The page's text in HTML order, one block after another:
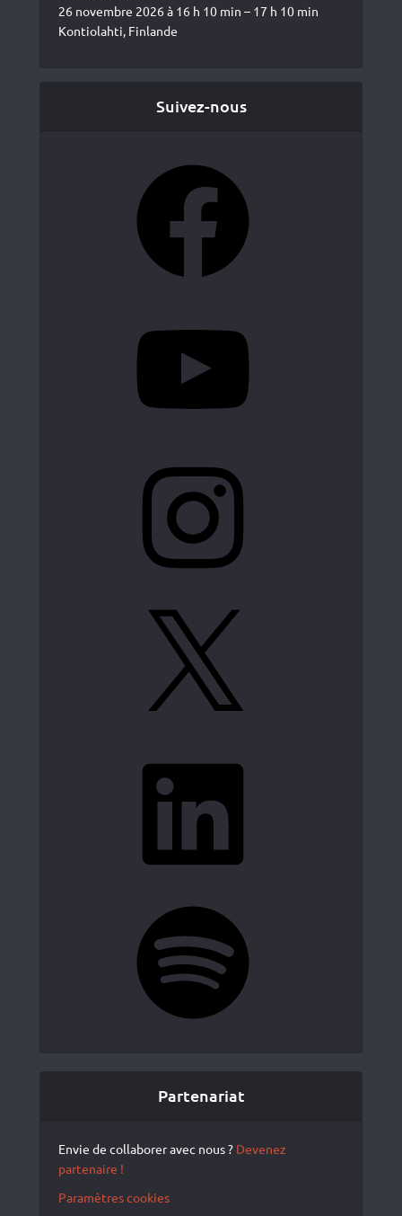
26 novembre 2026 à 16 h 10 min – 17 h 10 min
Kontiolahti, Finlande
Suivez-nous
Partenariat
Envie de collaborer avec nous ? Devenez
partenaire !
Paramètres cookies